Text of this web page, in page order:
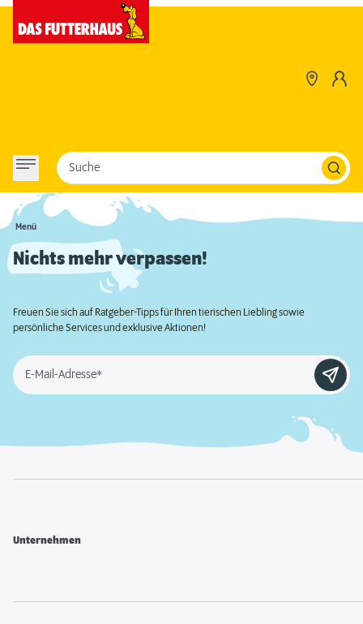
Menü
Suche
Nichts mehr verpassen!
Freuen Sie sich auf Ratgeber-Tipps für Ihren tierischen Liebling sowie
persönliche Services und exklusive Aktionen!
E-Mail-Adresse*
Unternehmen